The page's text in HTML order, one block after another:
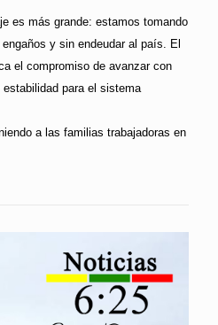
es más grande: estamos tomando
y sin endeudar al país. El
el compromiso de avanzar con
para el sistema
a las familias trabajadoras en